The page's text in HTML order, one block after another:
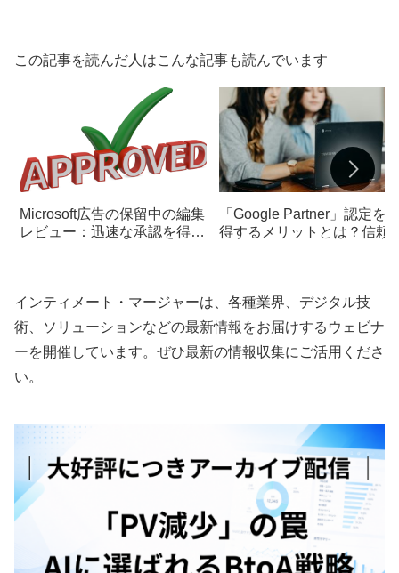
この記事を読んだ人はこんな記事も読んでいます
Microsoft広告の保留中の編集
レビュー：迅速な承認を得る
「Google Partner」認定を
得するメリットとは？信頼
インティメート・マージャーは、各種業界、デジタル技
術、ソリューションなどの最新情報をお届けするウェビナ
ーを開催しています。ぜひ最新の情報収集にご活用くださ
い。